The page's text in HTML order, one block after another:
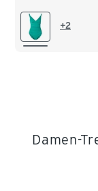
44 46
+2
Damen-